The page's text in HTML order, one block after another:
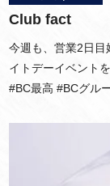
Club fact
今週も、営業2日目
イトデーイベント
#BC最高 #BCグル